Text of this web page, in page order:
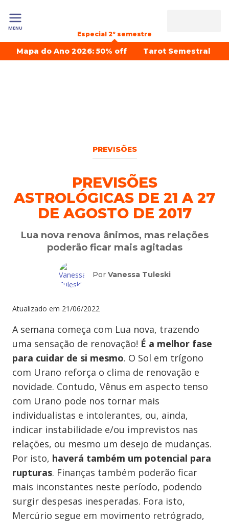
MENU
Especial 2º semestre
Mapa do Ano 2026: 50% off Tarot Semestral
PREVISÕES
PREVISÕES
ASTROLÓGICAS DE 21 A 27
DE AGOSTO DE 2017
Lua nova renova ânimos, mas relações
poderão ficar mais agitadas
Por Vanessa Tuleski
Atualizado em 21/06/2022
A semana começa com Lua nova, trazendo
uma sensação de renovação! É a melhor fase
para cuidar de si mesmo. O Sol em trígono
com Urano reforça o clima de renovação e
novidade. Contudo, Vênus em aspecto tenso
com Urano pode nos tornar mais
individualistas e intolerantes, ou, ainda,
indicar instabilidade e/ou imprevistos nas
relações, ou mesmo um desejo de mudanças.
Por isto, haverá também um potencial para
rupturas. Finanças também poderão ficar
mais inconstantes neste período, podendo
surgir despesas inesperadas. Fora isto,
Mercúrio segue em movimento retrógrado,